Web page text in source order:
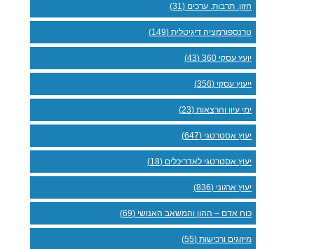
חזון. תרבות. ערכים (31)
טרנספורמציה דיגיטלית (149)
יועץ עסקי 360 (43)
ייעוץ עסקי (356)
ימי עיון והרצאות (23)
יעוץ אסטרטגי (647)
יעוץ אסטרטגי לאדריכלים (18)
יעוץ ארגוני (836)
כוח אדם – ההון והמשאב האנושי (69)
מיזוגים ורכישות (55)